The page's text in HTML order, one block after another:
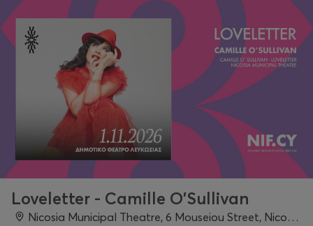
Loveletter - Camille O'Sullivan
Nicosia Municipal Theatre, 6 Mouseiou Street, Nicosia, Nicosia